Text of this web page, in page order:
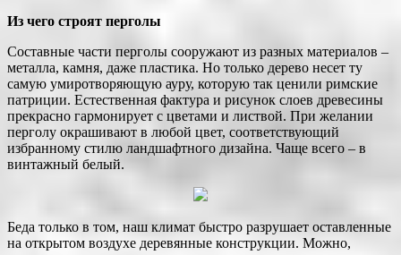
Из чего строят перголы
Составные части перголы сооружают из разных материалов –
металла, камня, даже пластика. Но только дерево несет ту
самую умиротворяющую ауру, которую так ценили римские
патриции. Естественная фактура и рисунок слоев древесины
прекрасно гармонирует с цветами и листвой. При желании
перголу окрашивают в любой цвет, соответствующий
избранному стилю ландшафтного дизайна. Чаще всего – в
винтажный белый.
Беда только в том, наш климат быстро разрушает оставленные
на открытом воздухе деревянные конструкции. Можно,